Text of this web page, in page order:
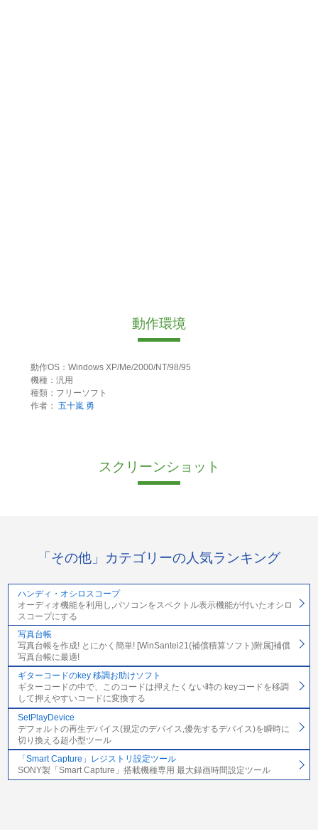
動作環境
動作OS：Windows XP/Me/2000/NT/98/95
機種：汎用
種類：フリーソフト
作者： 五十嵐 勇
スクリーンショット
「その他」カテゴリーの人気ランキング
ハンディ・オシロスコープ
オーディオ機能を利用し,パソコンをスペクトル表示機能が付いたオシロ
スコープにする
写真台帳
写真台帳を作成! とにかく簡単! [WinSantei21(補償積算ソフト)附属]補償
写真台帳に最適!
ギターコードのkey 移調お助けソフト
ギターコードの中で、このコードは押えたくない時の keyコードを移調
して押えやすいコードに変換する
SetPlayDevice
デフォルトの再生デバイス(規定のデバイス,優先するデバイス)を瞬時に
切り換える超小型ツール
「Smart Capture」レジストリ設定ツール
SONY製「Smart Capture」搭載機種専用 最大録画時間設定ツール